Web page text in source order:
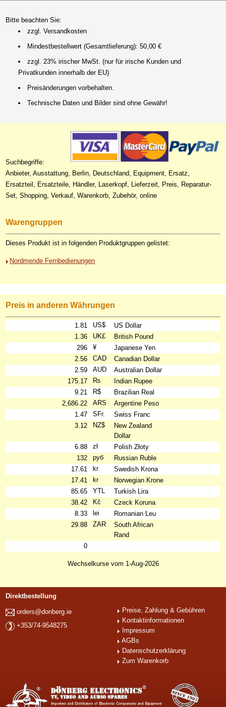
Bitte beachten Sie:
zzgl. Versandkosten
Mindestbestellwert (Gesamtlieferung): 50,00 €
zzgl. 23% irischer MwSt. (nur für irische Kunden und
Privatkunden innerhalb der EU)
Preisänderungen vorbehalten.
Technische Daten und Bilder sind ohne Gewähr!
Suchbegriffe:
Anbieter, Ausstattung, Berlin, Deutschland, Equipment, Ersatz,
Ersatzteil, Ersatzteile, Händler, Laserkopf, Lieferzeit, Preis, Reparatur-
Set, Shopping, Verkauf, Warenkorb, Zubehör, online
Warengruppen
Dieses Produkt ist in folgenden Produktgruppen gelistet:
Nordmende Fernbedienungen
Preis in anderen Währungen
1.81 US$
US Dollar
1.36
UK£
British Pound
296
¥
Japanese Yen
2.56
CAD
Canadian Dollar
2.59
AUD
Australian Dollar
175.17
₨
Indian Rupee
9.21
R$
Brazilian Real
2,686.22
ARS
Argentine Peso
1.47
SFr.
Swiss Franc
3.12
NZ$
New Zealand
Dollar
6.88
zł
Polish Złoty
132
руб
Russian Ruble
17.61
kr
Swedish Krona
17.41
kr
Norwegian Krone
85.65
YTL
Turkish Lira
38.42
Kč
Czeck Koruna
8.33
lei
Romanian Leu
29.88
ZAR
South African
Rand
0
Wechselkurse vom 1-Aug-2026
Direktbestellung
orders@donberg.ie
+353/74-9548275
Preise, Zahlung & Gebühren
Kontaktinformationen
Impressum
AGBs
Datenschutzerklärung
Zum Warenkorb